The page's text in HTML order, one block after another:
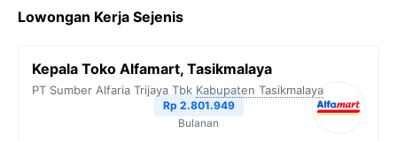
Lowongan Kerja Sejenis
Kepala Toko Alfamart, Tasikmalaya
PT Sumber Alfaria Trijaya Tbk Kabupaten Tasikmalaya
Rp 2.801.949
Bulanan